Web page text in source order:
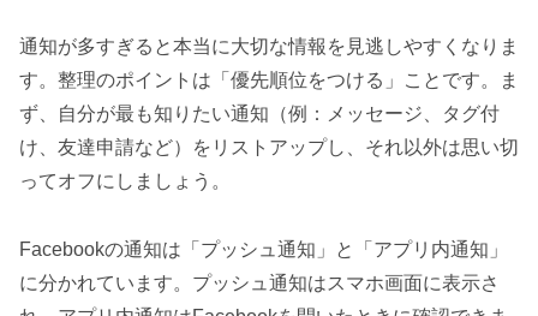
通知が多すぎると本当に大切な情報を見逃しやすくなりま
す。整理のポイントは「優先順位をつける」ことです。ま
ず、自分が最も知りたい通知（例：メッセージ、タグ付
け、友達申請など）をリストアップし、それ以外は思い切
ってオフにしましょう。
Facebookの通知は「プッシュ通知」と「アプリ内通知」
に分かれています。プッシュ通知はスマホ画面に表示さ